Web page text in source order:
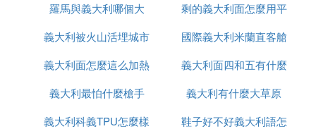
其實知道自己在切爾西的情況，他也承認當初遭遇到
的批評讓他很受傷。不過若日尼奧同時也很高興切爾
西球迷們改變了對於他的看法，現在的若日尼奧，已
經進化為「完全體」了。
2. 若日尼奧經紀人：夢想回意甲，巴黎巴
薩也行，你怎樣看待他這種想法
羅馬與義大利哪個大
剩的義大利面怎麼用平
底鍋加熱
義大利被火山活埋城市
叫什麼
國際義大利米蘭直客艙
是什麼意思
義大利面怎麼這么加熱
義大利面四和五有什麼
區別
義大利最怕什麼槍手
義大利有什麼大草原
義大利科義TPU怎麼樣
鞋子好不好義大利語怎